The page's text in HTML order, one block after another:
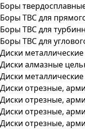
Боры
Боры ТВС для
Боры ТВС для
Боры ТВС для
Диски металлические
Диски алмазные
Диски
Диски отрезные,
Диски отрезные,
Диски отрезные,
Диски отрезные,